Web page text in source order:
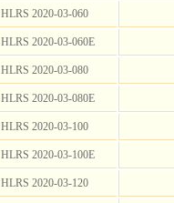
HLRS 2020-03-060
HLRS 2020-03-060E
HLRS 2020-03-080
HLRS 2020-03-080E
HLRS 2020-03-100
HLRS 2020-03-100E
HLRS 2020-03-120